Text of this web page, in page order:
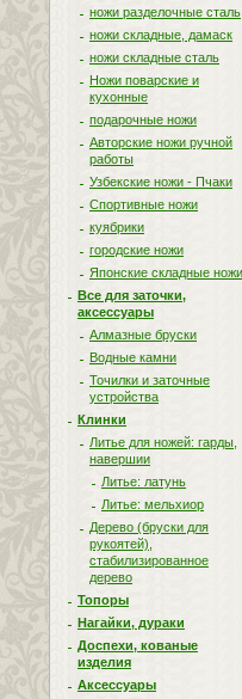
ножи разделочные сталь
ножи складные, дамаск
ножи складные сталь
Ножи поварские и
кухонные
подарочные ножи
Авторские ножи ручной
работы
Узбекские ножи - Пчаки
Спортивные ножи
куябрики
городские ножи
Японские складные ножи
Все для заточки,
аксессуары
Алмазные бруски
Водные камни
Точилки и заточные
устройства
Клинки
Литье для ножей: гарды,
навершии
Литье: латунь
Литье: мельхиор
Дерево (бруски для
рукоятей),
стабилизированное
дерево
Топоры
Нагайки, дураки
Доспехи, кованые
изделия
Аксессуары